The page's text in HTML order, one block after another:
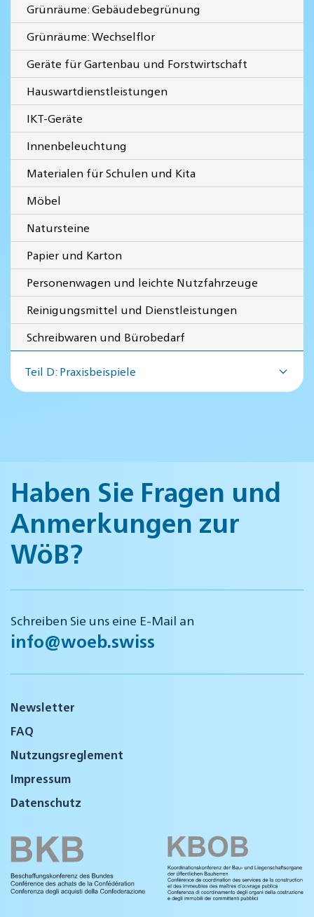
Grünräume: Gebäudebegrünung
Grünräume: Wechselflor
Geräte für Gartenbau und Forstwirtschaft
Hauswartdienstleistungen
IKT-Geräte
Innenbeleuchtung
Materialen für Schulen und Kita
Möbel
Natursteine
Papier und Karton
Personenwagen und leichte Nutzfahrzeuge
Reinigungsmittel und Dienstleistungen
Schreibwaren und Bürobedarf
Teil D: Praxisbeispiele
Haben Sie Fragen und
Anmerkungen zur
WöB?
Schreiben Sie uns eine E-Mail an
info@woeb.swiss
Newsletter
FAQ
Nutzungsreglement
Impressum
Datenschutz